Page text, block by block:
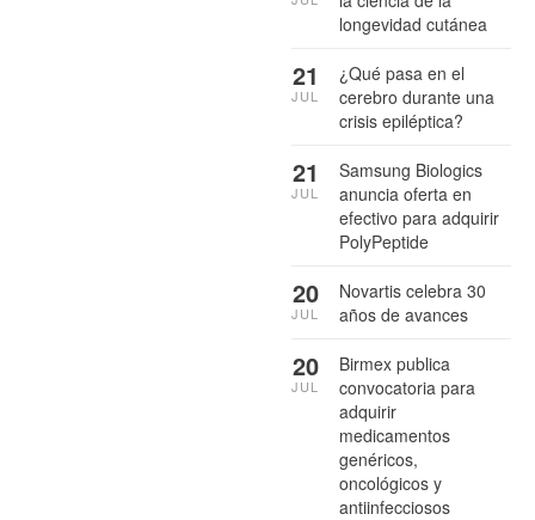
longevidad cutánea
¿Qué pasa en el
cerebro durante una
crisis epiléptica?
21
JUL
Samsung Biologics
anuncia oferta en
efectivo para adquirir
PolyPeptide
21
JUL
Novartis celebra 30
años de avances
20
JUL
Birmex publica
convocatoria para
adquirir
medicamentos
genéricos,
oncológicos y
antiinfecciosos
20
JUL